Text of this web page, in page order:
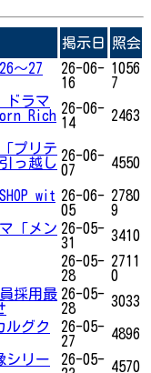
掲示日 照会
～27
26-06-
16
1056
7
ドラマ
Rich 26-06-
14
2463
プリテ
っ越し 26-06-
07
4550
wit 26-06-
05
2780
9
「メン 26-05-
31
3410
26-05-
28
2711
0
採用最 26-05-
28
3033
ルグク
26-05-
27
4896
シリー
26-05- 4570